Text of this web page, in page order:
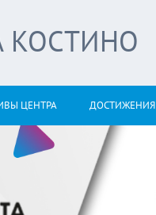
КОСТИНО
ЦЕНТРА ДОСТИЖЕНИЯ